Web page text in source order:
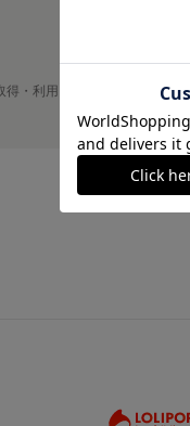
得・利用 プライバシーポリ